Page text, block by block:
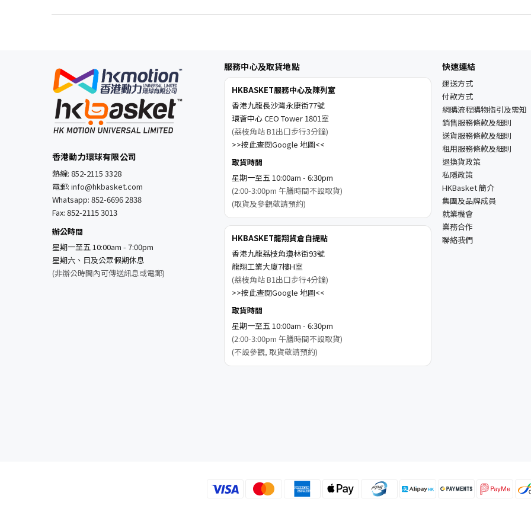
香港動力環球有限公司
熱線: 852-2115 3328
電郵: info@hkbasket.com
Whatsapp: 852-6696 2838
Fax: 852-2115 3013
辦公時間
星期一至五 10:00am - 7:00pm
星期六、日及公眾假期休息
(非辦公時間內可傳送訊息或電郵)
服務中心及取貨地點
HKBASKET服務中心及陳列室
香港九龍長沙灣永康街77號
環薈中心 CEO Tower 1801室
(荔枝角站 B1出口步行3分鐘)
>>按此查閱Google 地圖<<
取貨時間
星期一至五 10:00am - 6:30pm
(2:00-3:00pm 午膳時間不設取貨)
(取貨及參觀敬請預約)
HKBASKET龍翔貨倉自提點
香港九龍荔枝角瓊林街93號
龍翔工業大廈7樓H室
(荔枝角站 B1出口步行4分鐘)
>>按此查閱Google 地圖<<
取貨時間
星期一至五 10:00am - 6:30pm
(2:00-3:00pm 午膳時間不設取貨)
(不設參觀, 取貨敬請預約)
快速連結
運送方式
付款方式
網購流程購物指引及需知
銷售服務條款及細則
送貨服務條款及細則
租用服務條款及細則
退換貨政策
私隱政策
HKBasket 簡介
集團及品牌成員
就業機會
業務合作
聯絡我們